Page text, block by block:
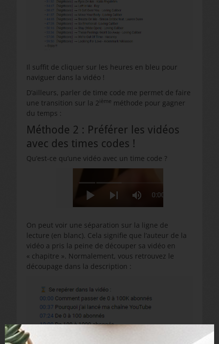
Il suffit de cliquer sur les heures en bleu pour
naviguer dans la vidéo !
D’ailleurs, parler de time code me permet de faire
une transition sur la 2ième méthode pour gagner
du temps :
Méthode 2 : Préférer les vidéos
avec des times codes !
Qu’est-ce qu’une vidéo avec un time code ?
On peut voir une séparation sur la ligne de
lecture (en blanc). Cela signifie que l’auteur de la
vidéo a pris la peine de découper sa vidéo en
« chapitre ». Normalement, vous retrouvez le
découpage dans la description :